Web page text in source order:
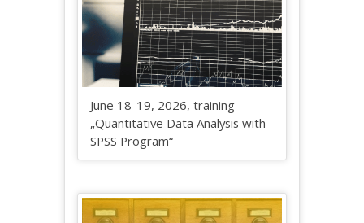
June 18-19, 2026, training
„Quantitative Data Analysis with
SPSS Program“